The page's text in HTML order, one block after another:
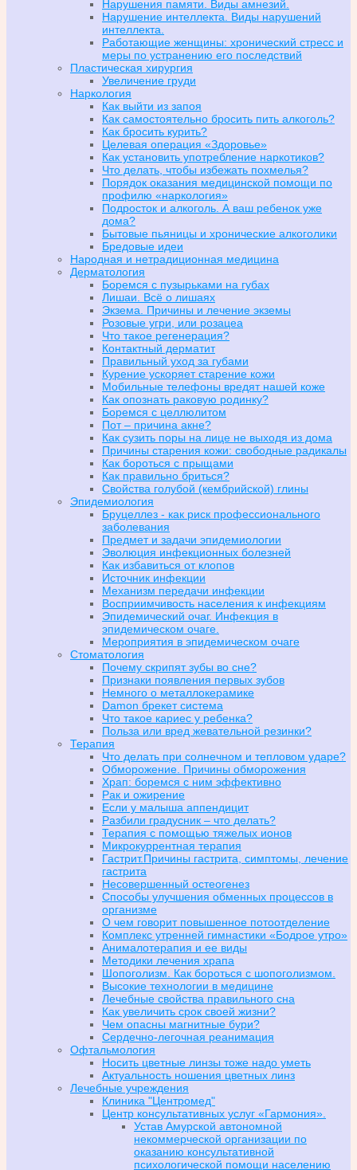
Нарушения памяти. Виды амнезий.
Нарушение интеллекта. Виды нарушений
интеллекта.
Работающие женщины: хронический стресс и
меры по устранению его последствий
Пластическая хирургия
Увеличение груди
Наркология
Как выйти из запоя
Как самостоятельно бросить пить алкоголь?
Как бросить курить?
Целевая операция «Здоровье»
Как установить употребление наркотиков?
Что делать, чтобы избежать похмелья?
Порядок оказания медицинской помощи по
профилю «наркология»
Подросток и алкоголь. А ваш ребенок уже
дома?
Бытовые пьяницы и хронические алкоголики
Бредовые идеи
Народная и нетрадиционная медицина
Дерматология
Боремся с пузырьками на губах
Лишаи. Всё о лишаях
Экзема. Причины и лечение экземы
Розовые угри, или розацеа
Что такое регенерация?
Контактный дерматит
Правильный уход за губами
Курение ускоряет старение кожи
Мобильные телефоны вредят нашей коже
Как опознать раковую родинку?
Боремся с целлюлитом
Пот – причина акне?
Как сузить поры на лице не выходя из дома
Причины старения кожи: свободные радикалы
Как бороться с прыщами
Как правильно бриться?
Свойства голубой (кембрийской) глины
Эпидемиология
Бруцеллез - как риск профессионального
заболевания
Предмет и задачи эпидемиологии
Эволюция инфекционных болезней
Как избавиться от клопов
Источник инфекции
Механизм передачи инфекции
Восприимчивость населения к инфекциям
Эпидемический очаг. Инфекция в
эпидемическом очаге.
Мероприятия в эпидемическом очаге
Стоматология
Почему скрипят зубы во сне?
Признаки появления первых зубов
Немного о металлокерамике
Damon брекет система
Что такое кариес у ребенка?
Польза или вред жевательной резинки?
Терапия
Что делать при солнечном и тепловом ударе?
Обморожение. Причины обморожения
Храп: боремся с ним эффективно
Рак и ожирение
Если у малыша аппендицит
Разбили градусник – что делать?
Терапия с помощью тяжелых ионов
Микрокуррентная терапия
Гастрит.Причины гастрита, симптомы, лечение
гастрита
Несовершенный остеогенез
Способы улучшения обменных процессов в
организме
О чем говорит повышенное потоотделение
Комплекс утренней гимнастики «Бодрое утро»
Анималотерапия и ее виды
Методики лечения храпа
Шопоголизм. Как бороться с шопоголизмом.
Высокие технологии в медицине
Лечебные свойства правильного сна
Как увеличить срок своей жизни?
Чем опасны магнитные бури?
Сердечно-легочная реанимация
Офтальмология
Носить цветные линзы тоже надо уметь
Актуальность ношения цветных линз
Лечебные учреждения
Клиника "Центромед"
Центр консультативных услуг «Гармония».
Устав Амурской автономной
некоммерческой организации по
оказанию консультативной
психологической помощи населению